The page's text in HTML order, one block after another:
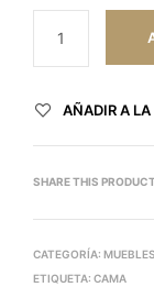
AÑADIR A LA
SHARE THIS
CATEGORÍA:
ETIQUETA: CAMA